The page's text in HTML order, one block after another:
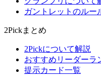
ガントレットのルー
2Pickまとめ
2Pickについて解説
おすすめリーダーラ
提示カード一覧